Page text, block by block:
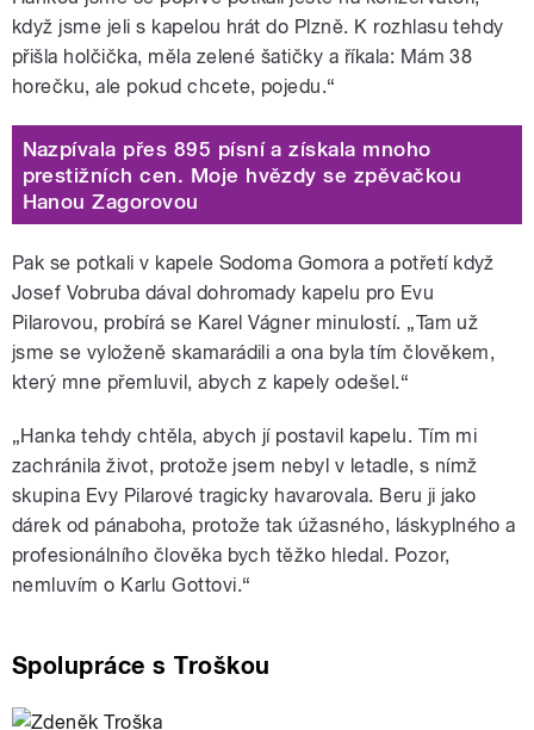
když jsme jeli s kapelou hrát do Plzně. K rozhlasu tehdy
přišla holčička, měla zelené šatičky a říkala: Mám 38
horečku, ale pokud chcete, pojedu.“
Nazpívala přes 895 písní a získala mnoho
prestižních cen. Moje hvězdy se zpěvačkou
Hanou Zagorovou
Pak se potkali v kapele Sodoma Gomora a potřetí když
Josef Vobruba dával dohromady kapelu pro Evu
Pilarovou, probírá se Karel Vágner minulostí. „Tam už
jsme se vyloženě skamarádili a ona byla tím člověkem,
který mne přemluvil, abych z kapely odešel.“
„Hanka tehdy chtěla, abych jí postavil kapelu. Tím mi
zachránila život, protože jsem nebyl v letadle, s nímž
skupina Evy Pilarové tragicky havarovala. Beru ji jako
dárek od pánaboha, protože tak úžasného, láskyplného a
profesionálního člověka bych těžko hledal. Pozor,
nemluvím o Karlu Gottovi.“
Spolupráce s Troškou